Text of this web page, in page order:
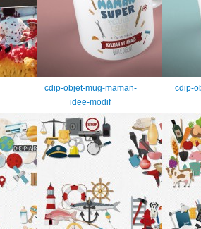
cdip-objet-mug-maman-
idee-modif
cdip-